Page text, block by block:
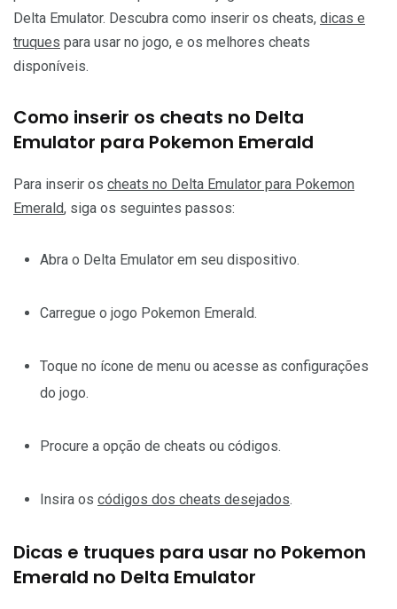
Delta Emulator. Descubra como inserir os cheats, dicas e
truques para usar no jogo, e os melhores cheats
disponíveis.
Como inserir os cheats no Delta
Emulator para Pokemon Emerald
Para inserir os cheats no Delta Emulator para Pokemon
Emerald, siga os seguintes passos:
Abra o Delta Emulator em seu dispositivo.
Carregue o jogo Pokemon Emerald.
Toque no ícone de menu ou acesse as configurações
do jogo.
Procure a opção de cheats ou códigos.
Insira os códigos dos cheats desejados.
Dicas e truques para usar no Pokemon
Emerald no Delta Emulator